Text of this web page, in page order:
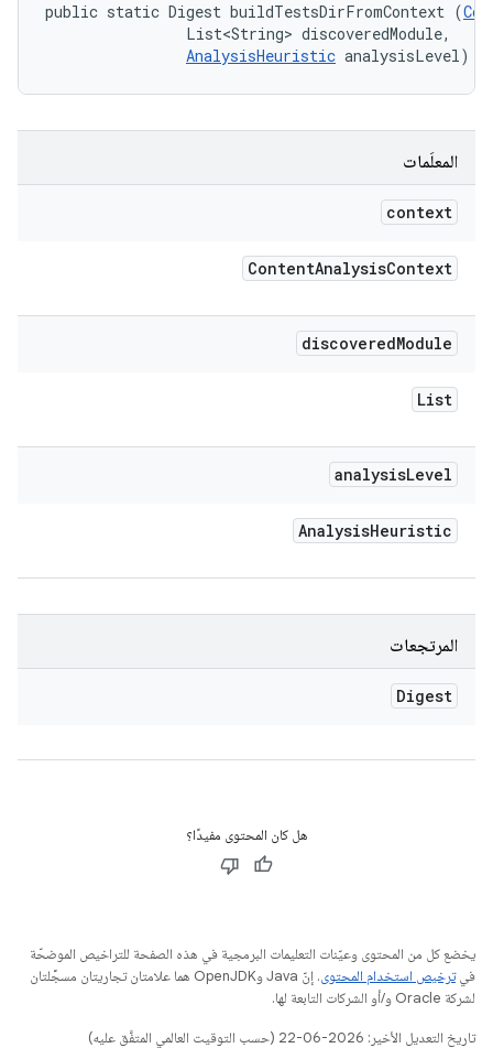
public static Digest buildTestsDirFromContext (
                List<String> discoveredModule,
AnalysisHeuristic analysisLevel)
المعلَمات
context
ContentAnalysisContext
discoveredModule
List
analysisLevel
AnalysisHeuristic
المرتجعات
Digest
هل كان المحتوى مفيدًا؟
يخضع كل من المحتوى وعيّنات التعليمات البرمجية في هذه الصفحة للتراخيص الموضحّة
فيترخيص استخدام المحتوى
. إنّ Java وOpenJDK هما علامتان تجاريتان مسجَّلتان
لشركة Oracle و/أو الشركات التابعة لها.
تاريخ التعديل الأخير: 2026-06-22 (حسب التوقيت العالمي المتفَّق عليه)